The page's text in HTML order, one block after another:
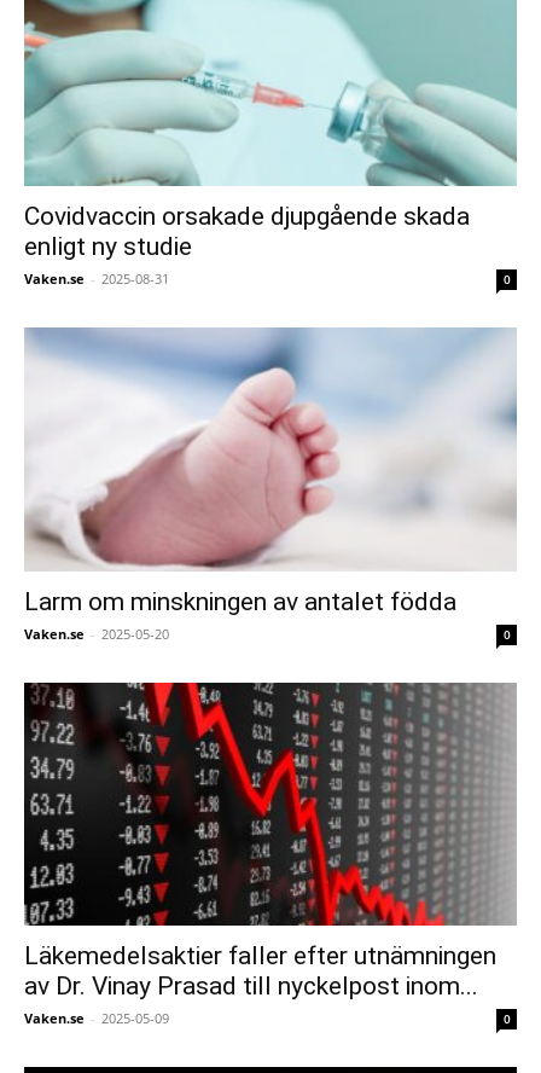
Covidvaccin orsakade djupgående skada
enligt ny studie
Vaken.se - 2025-08-31 0
Larm om minskningen av antalet födda
Vaken.se - 2025-05-20 0
Läkemedelsaktier faller efter utnämningen
av Dr. Vinay Prasad till nyckelpost inom...
Vaken.se - 2025-05-09 0